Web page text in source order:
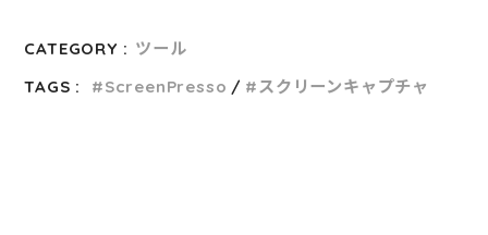
CATEGORY : ツール
TAGS :
ScreenPresso スクリーンキャプチャ